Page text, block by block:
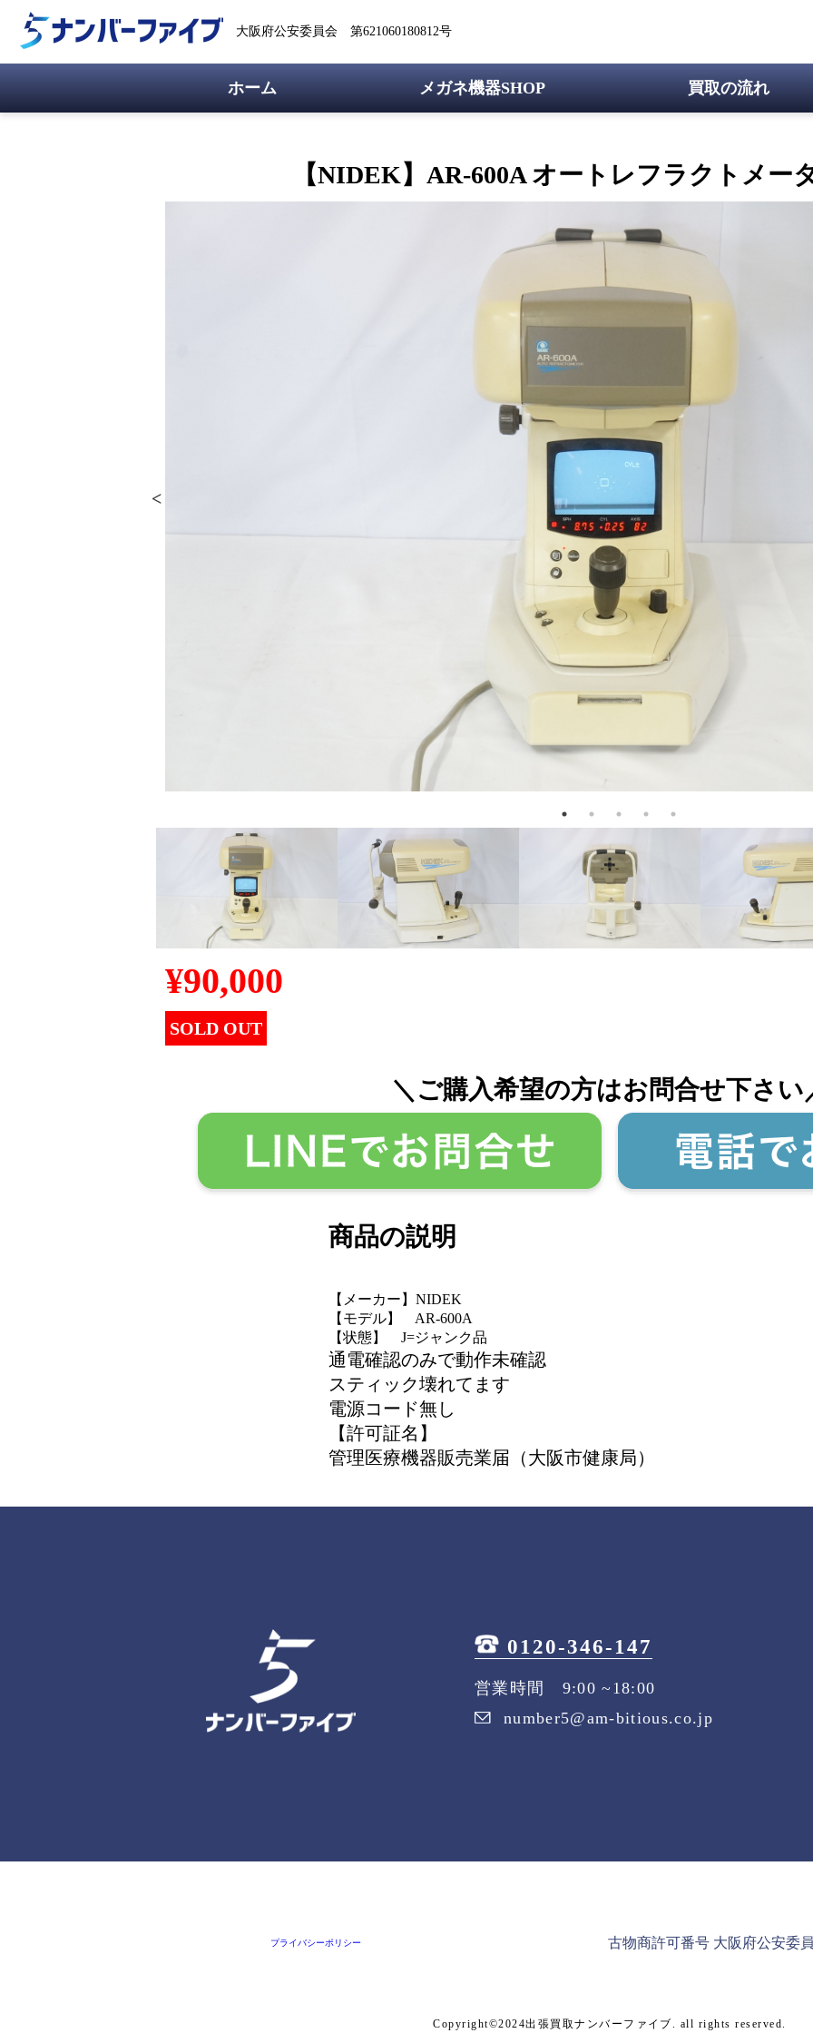
大阪府公安委員会 第621060180812号
ホーム メガネ機器SHOP 買取の流れ
【NIDEK】AR-600A オートレフラクトメー
¥90,000
SOLD OUT
＼ご購入希望の方はお問合せ下さい
商品の説明
【メーカー】NIDEK
【モデル】 AR-600A
【状態】 J=ジャンク品
通電確認のみで動作未確認
スティック壊れてます
電源コード無し
【許可証名】
管理医療機器販売業届（大阪市健康局）
0120-346-147
営業時間 9:00 ~18:00
number5@am-bitious.co.jp
プライバシーポリシー 古物商許可番号 大阪府公安委
Copyright©2024出張買取ナンバーファイブ. all rights reserved.